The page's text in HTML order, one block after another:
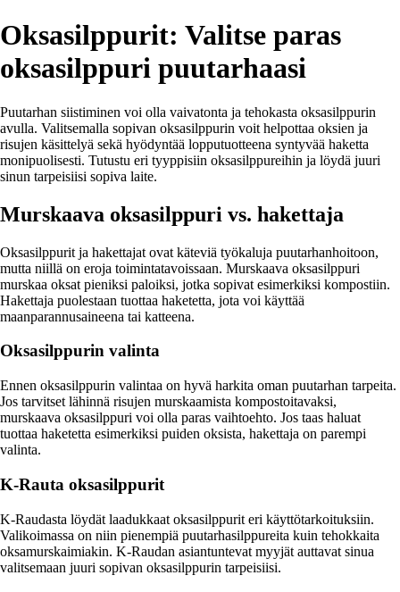
Oksasilppurit: Valitse paras
oksasilppuri puutarhaasi
Puutarhan siistiminen voi olla vaivatonta ja tehokasta oksasilppurin
avulla. Valitsemalla sopivan oksasilppurin voit helpottaa oksien ja
risujen käsittelyä sekä hyödyntää lopputuotteena syntyvää haketta
monipuolisesti. Tutustu eri tyyppisiin oksasilppureihin ja löydä juuri
sinun tarpeisiisi sopiva laite.
Murskaava oksasilppuri vs. hakettaja
Oksasilppurit ja hakettajat ovat käteviä työkaluja puutarhanhoitoon,
mutta niillä on eroja toimintatavoissaan. Murskaava oksasilppuri
murskaa oksat pieniksi paloiksi, jotka sopivat esimerkiksi kompostiin.
Hakettaja puolestaan tuottaa haketetta, jota voi käyttää
maanparannusaineena tai katteena.
Oksasilppurin valinta
Ennen oksasilppurin valintaa on hyvä harkita oman puutarhan tarpeita.
Jos tarvitset lähinnä risujen murskaamista kompostoitavaksi,
murskaava oksasilppuri voi olla paras vaihtoehto. Jos taas haluat
tuottaa haketetta esimerkiksi puiden oksista, hakettaja on parempi
valinta.
K-Rauta oksasilppurit
K-Raudasta löydät laadukkaat oksasilppurit eri käyttötarkoituksiin.
Valikoimassa on niin pienempiä puutarhasilppureita kuin tehokkaita
oksamurskaimiakin. K-Raudan asiantuntevat myyjät auttavat sinua
valitsemaan juuri sopivan oksasilppurin tarpeisiisi.